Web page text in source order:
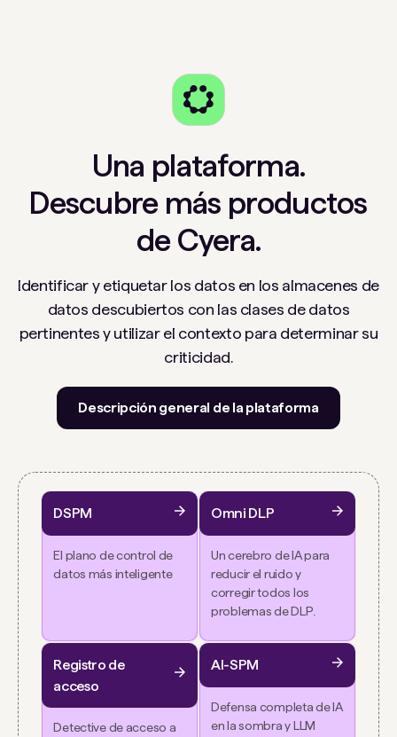
Una plataforma.
Descubre más productos
de Cyera.
Identificar y etiquetar los datos en los almacenes de
datos descubiertos con las clases de datos
pertinentes y utilizar el contexto para determinar su
criticidad.
Descripción general de la plataforma
DSPM
El plano de control de
datos más inteligente
Omni DLP
Un cerebro de IA para
reducir el ruido y
corregir todos los
problemas de DLP.
Registro de
acceso
Detective de acceso a
AI-SPM
Defensa completa de IA
en la sombra y LLM